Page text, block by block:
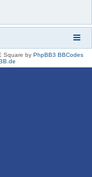
Square by PhpBB3 BBCodes